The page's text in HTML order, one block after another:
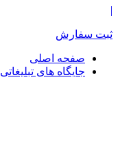
|
ثبت سفارش
صفحه اصلی
جایگاه های تبلیغاتی